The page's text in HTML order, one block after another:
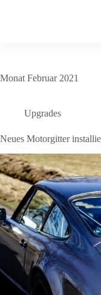
Monat Februar 2021
Upgrades
Neues Motorgitter